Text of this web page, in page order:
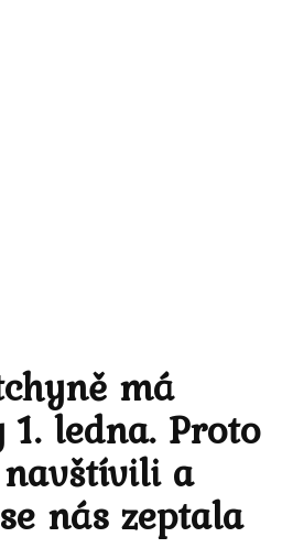
má
ledna. Proto
a
nás zeptala